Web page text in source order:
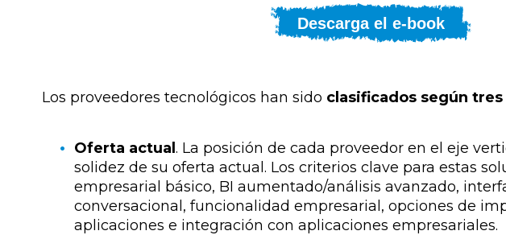
Descarga el e-book
Los proveedores tecnológicos han sido clasificados según
Oferta actual . La posición de cada proveedor en el eje
solidez de su oferta actual. Los criterios clave para estas
empresarial básico, BI aumentado/análisis avanzado,
conversacional, funcionalidad empresarial, opciones de
aplicaciones e integración con aplicaciones empresariales.